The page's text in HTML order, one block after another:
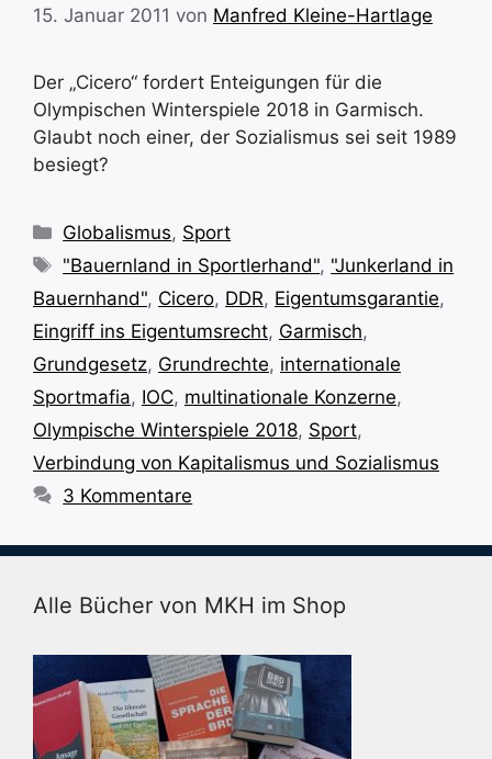
15. Januar 2011 von Manfred Kleine-Hartlage
Der „Cicero“ fordert Enteigungen für die
Olympischen Winterspiele 2018 in Garmisch.
Glaubt noch einer, der Sozialismus sei seit 1989
besiegt?
Kategorien
Globalismus, Sport
Schlagwörter
"Bauernland in Sportlerhand", "Junkerland in
Bauernhand", Cicero, DDR, Eigentumsgarantie,
Eingriff ins Eigentumsrecht, Garmisch,
Grundgesetz, Grundrechte, internationale
Sportmafia, IOC, multinationale Konzerne,
Olympische Winterspiele 2018, Sport,
Verbindung von Kapitalismus und Sozialismus
3 Kommentare
Alle Bücher von MKH im Shop